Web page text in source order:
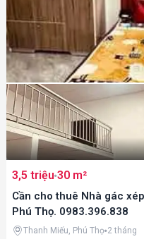
3,5 triệu 30 m²
Cần cho thuê Nhà gác
Phú Thọ. 0983.396.838
Thanh Miếu, Phú Thọ 2 tháng